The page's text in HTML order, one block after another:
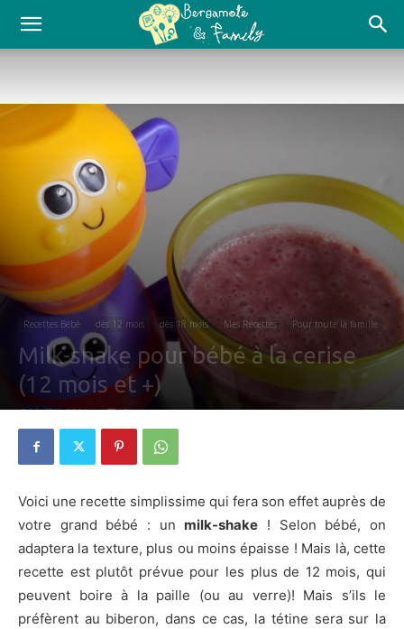
Recettes Bébé dès 12 mois dès 18 mois Mes Recettes Pour toute la famille
Milk-shake pour bébé à la cerise
(12 mois et +)
24 juillet 2014 0
Voici une recette simplissime qui fera son effet auprès de
votre grand bébé : un milk-shake ! Selon bébé, on
adaptera la texture, plus ou moins épaisse ! Mais là, cette
recette est plutôt prévue pour les plus de 12 mois, qui
peuvent boire à la paille (ou au verre)! Mais s’ils le
préfèrent au biberon, dans ce cas, la tétine sera sur la